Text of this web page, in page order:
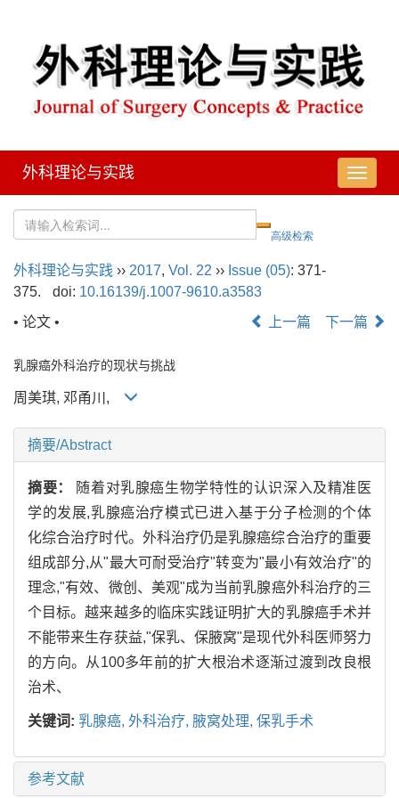
导
航
外科理论与实践
外科理论与实践 ›› 2017, Vol. 22 ›› Issue (05): 371-
375.
doi: 10.16139/j.1007-9610.a3583
• 论文 •
上一篇 下一篇
乳腺癌外科治疗的现状与挑战
周美琪, 邓甬川,
摘要/Abstract
摘要： 随着对乳腺癌生物学特性的认识深入及精准医
学的发展,乳腺癌治疗模式已进入基于分子检测的个体
化综合治疗时代。外科治疗仍是乳腺癌综合治疗的重要
组成部分,从"最大可耐受治疗"转变为"最小有效治疗"的
理念,"有效、微创、美观"成为当前乳腺癌外科治疗的三
个目标。越来越多的临床实践证明扩大的乳腺癌手术并
不能带来生存获益,"保乳、保腋窝"是现代外科医师努力
的方向。从100多年前的扩大根治术逐渐过渡到改良根
治术、
关键词: 乳腺癌, 外科治疗, 腋窝处理, 保乳手术
参考文献